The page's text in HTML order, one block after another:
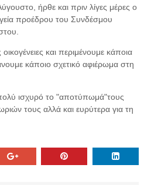
ήρθε και πριν λίγες μέρες ο
προέδρου του Συνδέσμου
και περιμένουμε κάποια
κάποιο σχετικό αφιέρωμα στη
ισχυρό το "αποτύπωμά"τους
τους αλλά και ευρύτερα για τη